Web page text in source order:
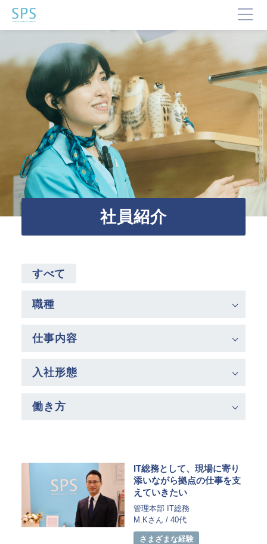
TOP
SPSが選ばれる理由
事業内容と提供サービス
企業・ブランドの価値向上
企業施設運営
企業施設コンサルティング
イベント企画・運営
サステナビリティ活動
デジタルマーケティング・制作
ビジネスサポート
文化・芸術振興や地域活性化
指定管理
文化施策策定支援
運営施設
企業情報
トップメッセージ
会社概要・アクセス
社員紹介
すべて
職種
仕事内容
入社形態
働き方
IT総務として、現場に寄り
添いながら拠点の仕事を支
えていきたい
管理本部 IT総務
M.Kさん / 40代
さまざまな経験